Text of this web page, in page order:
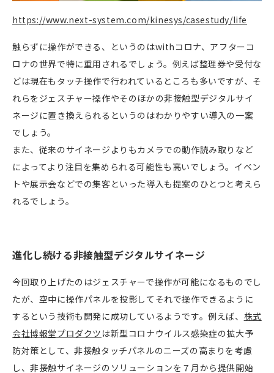
https://www.next-system.com/kinesys/casestudy/life
触らずに操作ができる、というのはwithコロナ、アフターコ
ロナの世界で特に重用されるでしょう。例えば整理券や受付な
どは現在もタッチ操作で行われているところも多いですが、そ
れらをジェスチャー操作やそのほかの非接触型デジタルサイ
ネージに置き換えられるというのはわかりやすい導入の一案
でしょう。
また、従来のサイネージよりもカメラでの動作読み取りなど
によってより注目を集められる可能性も高いでしょう。イベン
トや展示会などでの集客といった導入も提案のひとつと考えら
れるでしょう。
進化し続ける非接触型デジタルサイネージ
今回取り上げたのはジェスチャーで操作が可能になるものでし
たが、空中に操作パネルを投影してそれで操作できるように
するという技術も開発に成功しているようです。例えば、 株式
会社博報堂プロダクツ は新型コロナウイルス感染症の拡大予
防対策として、非接触タッチパネルのニーズの高まりを考慮
し、非接触サイネージのソリューションを７月から提供開始